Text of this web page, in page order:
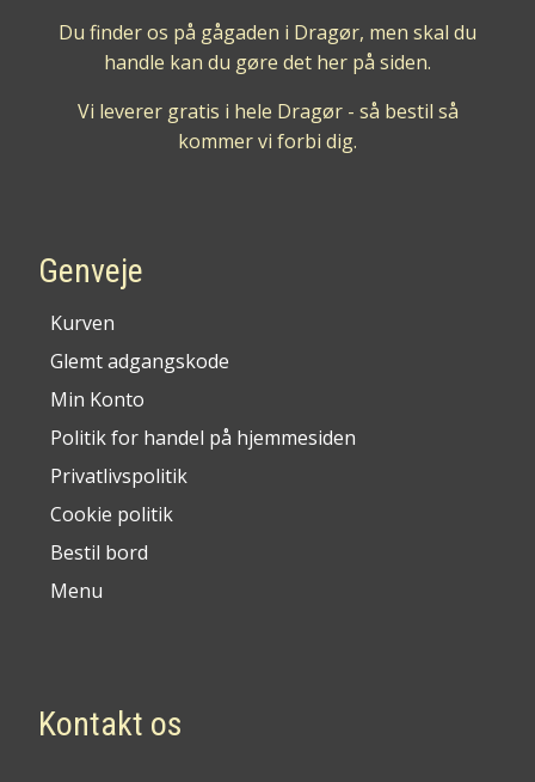
Du finder os på gågaden i Dragør, men skal du
handle kan du gøre det her på siden.
Vi leverer gratis i hele Dragør - så bestil så
kommer vi forbi dig.
Genveje
Kurven
Glemt adgangskode
Min Konto
Politik for handel på hjemmesiden
Privatlivspolitik
Cookie politik
Bestil bord
Menu
Kontakt os